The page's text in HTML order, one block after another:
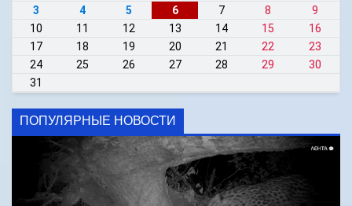
3
4 5 6 7 8
9
10
11 12 13 14 15
16
17
18 19 20 21 22
23
24
25 26 27 28 29
30
31
ПОПУЛЯРНЫЕ НОВОСТИ